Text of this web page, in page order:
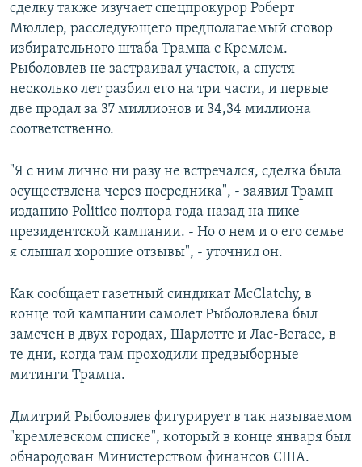
сделку также изучает спецпрокурор Роберт
Мюллер, расследующего предполагаемый сговор
избирательного штаба Трампа с Кремлем.
Рыболовлев не застраивал участок, а спустя
несколько лет разбил его на три части, и первые
две продал за 37 миллионов и 34,34 миллиона
соответственно.
"Я с ним лично ни разу не встречался, сделка была
осуществлена через посредника", - заявил Трамп
изданию Politico полтора года назад на пике
президентской кампании. - Но о нем и о его семье
я слышал хорошие отзывы", - уточнил он.
Как сообщает газетный синдикат McClatchy, в
конце той кампании самолет Рыболовлева был
замечен в двух городах, Шарлотте и Лас-Вегасе, в
те дни, когда там проходили предвыборные
митинги Трампа.
Дмитрий Рыболовлев фигурирует в так называемом
"кремлевском списке", который в конце января был
обнародован Министерством финансов США.